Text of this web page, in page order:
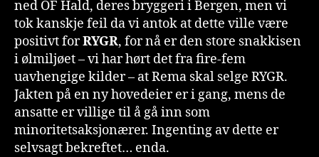
ned OF Hald, deres bryggeri i Bergen, men vi
tok kanskje feil da vi antok at dette ville være
positivt forRYGR, for nå er den store snakkisen
i ølmiljøet – vi har hørt det fra fire-fem
uavhengige kilder – at Rema skal selge RYGR.
Jakten på en ny hovedeier er i gang, mens de
ansatte er villige til å gå inn som
minoritetsaksjonærer. Ingenting av dette er
selvsagt bekreftet… enda.